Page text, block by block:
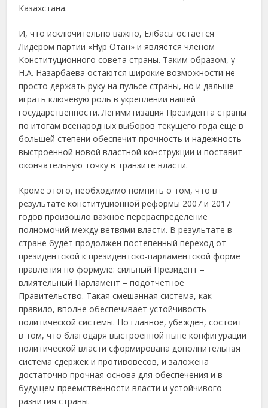
Казахстана.
И, что исключительно важно, Елбасы остается
Лидером партии «Нур Отан» и является членом
Конституционного совета страны. Таким образом, у
Н.А. Назарбаева остаются широкие возможности не
просто держать руку на пульсе страны, но и дальше
играть ключевую роль в укреплении нашей
государственности. Легимитизация Президента страны
по итогам всенародных выборов текущего года еще в
большей степени обеспечит прочность и надежность
выстроенной новой властной конструкции и поставит
окончательную точку в транзите власти.
Кроме этого, необходимо помнить о том, что в
результате конституционной реформы 2007 и 2017
годов произошло важное перераспределение
полномочий между ветвями власти. В результате в
стране будет продолжен постепенный переход от
президентской к президентско-парламентской форме
правления по формуле: сильный Президент –
влиятельный Парламент – подотчетное
Правительство. Такая смешанная система, как
правило, вполне обеспечивает устойчивость
политической системы. Но главное, убежден, состоит
в том, что благодаря выстроенной ныне конфигурации
политической власти сформирована дополнительная
система сдержек и противовесов, и заложена
достаточно прочная основа для обеспечения и в
будущем преемственности власти и устойчивого
развития страны.